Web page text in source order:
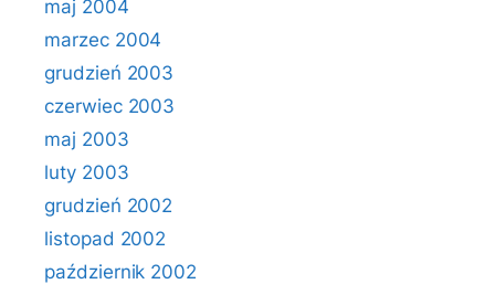
maj 2004
marzec 2004
grudzień 2003
czerwiec 2003
maj 2003
luty 2003
grudzień 2002
listopad 2002
październik 2002